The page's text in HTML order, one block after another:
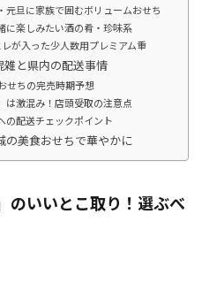
元旦に家族で囲むボリュームおせち
に楽しみたい酒の肴・珍味系
が入った少人数用プレミアム重
と県内の配送事情
せちの完売時期予想
は激混み！店頭受取の注意点
の配送チェックポイント
の美食おせちで華やかに
のいいとこ取り！選ぶべ